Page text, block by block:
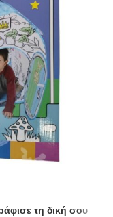
τη δική σου